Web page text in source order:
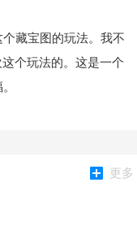
藏宝图的玩法。我不
个玩法的。这是一个
更多